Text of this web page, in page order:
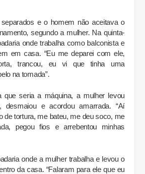
e o homem não aceitava o
segundo a mulher. Na quinta-
onde trabalha como balconista e
em casa. “Eu me deparei com ele,
trancou, eu vi que tinha uma
na tomada”.
que seria a máquina, a mulher levou
desmaiou e acordou amarrada. “Aí
de tortura, me bateu, me deu soco, me
pegou fios e arrebentou minhas
onde a mulher trabalha e levou o
da casa. “Falaram para ele que eu